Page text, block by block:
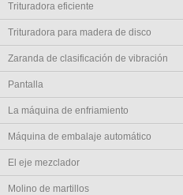
Trituradora eficiente
Trituradora para madera de disco
Zaranda de clasificación de vibración
Pantalla
La máquina de enfriamiento
Máquina de embalaje automático
El eje mezclador
Molino de martillos